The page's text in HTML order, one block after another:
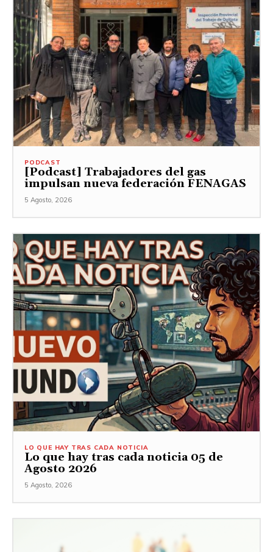
PODCAST
[Podcast] Trabajadores del gas
impulsan nueva federación FENAGAS
5 Agosto, 2026
LO QUE HAY TRAS CADA NOTICIA
Lo que hay tras cada noticia 05 de
Agosto 2026
5 Agosto, 2026